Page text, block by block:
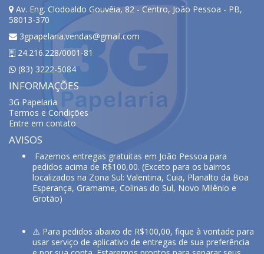
Av. Eng. Clodoaldo Gouvêia, 82 - Centro, João Pessoa - PB,
58013-370
3gpapelaria.vendas@gmail.com
24.216.228/0001-81
(83) 3222-5084
INFORMAÇÕES
3G Papelaria
Termos e Condições
Entre em contato
AVISOS
Fazemos entregas gratuitas em João Pessoa para
pedidos acima de R$100,00. (Exceto para os bairros
localizados na Zona Sul: Valentina, Cuia, Planalto da Boa
Esperança, Gramame, Colinas do Sul, Novo Milênio e
Grotão)
⚠️ Para pedidos abaixo de R$100,00, fique à vontade para
usar serviço de aplicativo de entregas de sua preferência